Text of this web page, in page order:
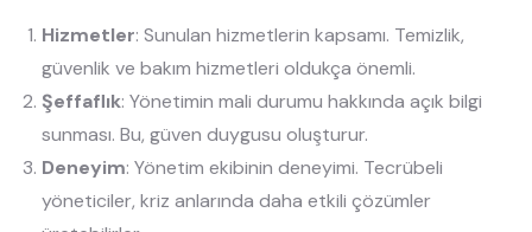
Hizmetler: Sunulan hizmetlerin kapsamı. Temizlik,
güvenlik ve bakım hizmetleri oldukça önemli.
Şeffaflık: Yönetimin mali durumu hakkında açık bilgi
sunması. Bu, güven duygusu oluşturur.
Deneyim: Yönetim ekibinin deneyimi. Tecrübeli
yöneticiler, kriz anlarında daha etkili çözümler